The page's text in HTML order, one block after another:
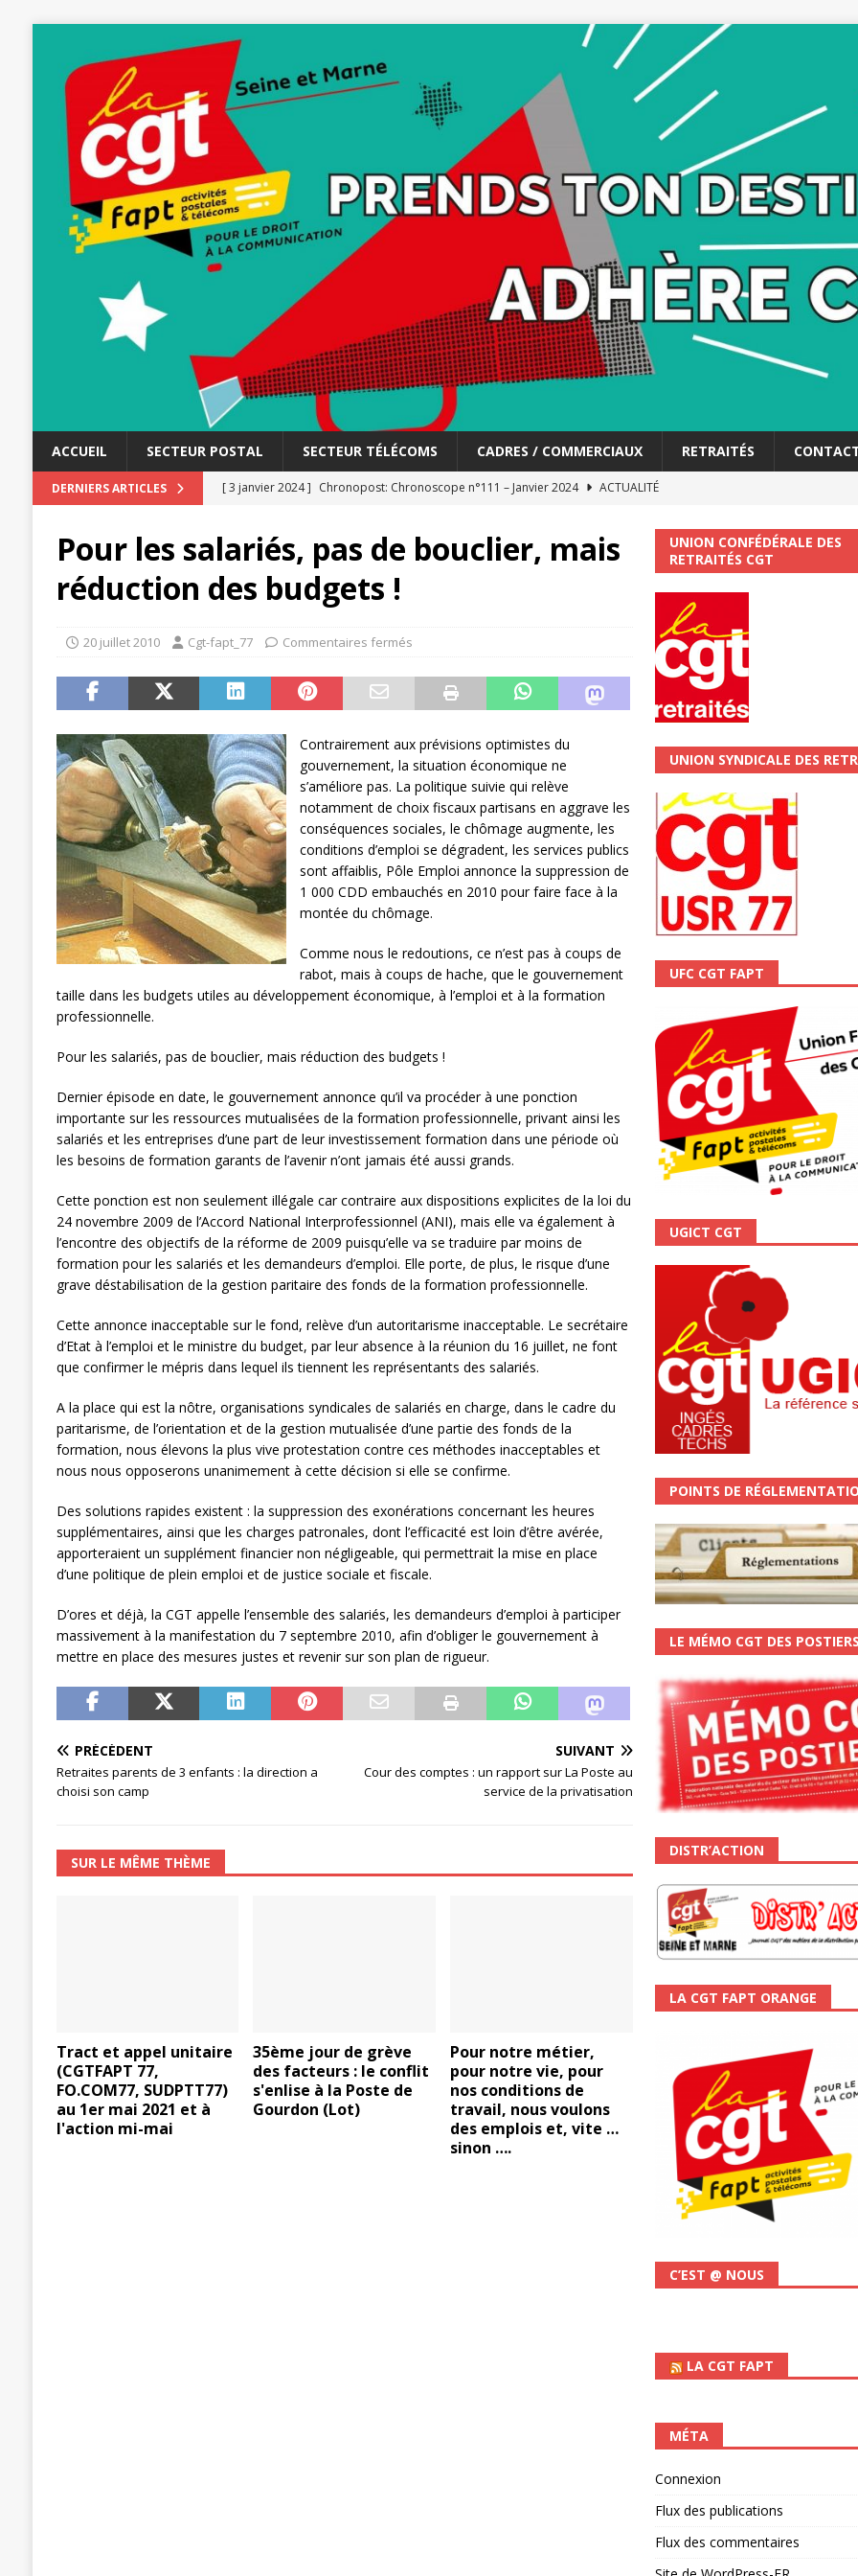
ACCUEIL SECTEUR POSTAL SECTEUR TÉLÉCOMS CADRES / COMMERCIAUX RETRAITÉS
DERNIERS ARTICLES [ 3 janvier 2024 ] Chronopost: Chronoscope n°111 – Janvier 2024
ACTUALITÉ
[ 20 novembre 2023 ]
ACTUALITÉ
[ 15 novembre 2023 ] Postières – Postiers Gardons la main sur nos congés !
[ 3 avril 2026 ] Mutuelle : encore des changements et…. des augmentations pour les salariéS !!!
POSTAL
[ 19 septembre 2025 ] La Poste -Projet de développement de la Direction Commerciale DDCE/Télévente :
SECTEUR POSTAL
[ 16 septembre 2025 ] La Poste – Activités Sociales et Culturelles : Un droit, pas un cadeau !
POSTAL
[ 11 septembre 2025 ] Chronopost – ChronoScope n°126
AUTRES TRACTS
[ 27 avril 2024 ] 1er MAI 2024 ACTUALITÉ
Pour les salariés, pas de bouclier, mais
réduction des budgets !
20 juillet 2010 Cgt-fapt_77 Commentaires fermés
Contrairement aux prévisions optimistes du
gouvernement, la situation économique ne
s’améliore pas. La politique suivie qui relève
notamment de choix fiscaux partisans en aggrave les
conséquences sociales, le chômage augmente, les
conditions d’emploi se dégradent, les services publics
sont affaiblis, Pôle Emploi annonce la suppression de
1 000 CDD embauchés en 2010 pour faire face à la
montée du chômage.
Comme nous le redoutions, ce n’est pas à coups de
rabot, mais à coups de hache, que le gouvernement
taille dans les budgets utiles au développement économique, à l’emploi et à la formation
professionnelle.
Pour les salariés, pas de bouclier, mais réduction des budgets !
Dernier épisode en date, le gouvernement annonce qu’il va procéder à une ponction
importante sur les ressources mutualisées de la formation professionnelle, privant ainsi les
salariés et les entreprises d’une part de leur investissement formation dans une période où
les besoins de formation garants de l’avenir n’ont jamais été aussi grands.
Cette ponction est non seulement illégale car contraire aux dispositions explicites de la loi du
24 novembre 2009 de l’Accord National Interprofessionnel (ANI), mais elle va également à
l’encontre des objectifs de la réforme de 2009 puisqu’elle va se traduire par moins de
formation pour les salariés et les demandeurs d’emploi. Elle porte, de plus, le risque d’une
grave déstabilisation de la gestion paritaire des fonds de la formation professionnelle.
Cette annonce inacceptable sur le fond, relève d’un autoritarisme inacceptable. Le secrétaire
d’Etat à l’emploi et le ministre du budget, par leur absence à la réunion du 16 juillet, ne font
que confirmer le mépris dans lequel ils tiennent les représentants des salariés.
A la place qui est la nôtre, organisations syndicales de salariés en charge, dans le cadre du
paritarisme, de l’orientation et de la gestion mutualisée d’une partie des fonds de la
formation, nous élevons la plus vive protestation contre ces méthodes inacceptables et
nous nous opposerons unanimement à cette décision si elle se confirme.
Des solutions rapides existent : la suppression des exonérations concernant les heures
supplémentaires, ainsi que les charges patronales, dont l’efficacité est loin d’être avérée,
apporteraient un supplément financier non négligeable, qui permettrait la mise en place
d’une politique de plein emploi et de justice sociale et fiscale.
D’ores et déjà, la CGT appelle l’ensemble des salariés, les demandeurs d’emploi à participer
massivement à la manifestation du 7 septembre 2010, afin d’obliger le gouvernement à
mettre en place des mesures justes et revenir sur son plan de rigueur.
PRÉCÉDENT
Retraites parents de 3 enfants : la direction a
choisi son camp
SUIVANT
Cour des comptes : un rapport sur La Poste au
service de la privatisation
SUR LE MÊME THÈME
Tract et appel unitaire
(CGTFAPT 77,
FO.COM77, SUDPTT77)
au 1er mai 2021 et à
l'action mi-mai
35ème jour de grève
des facteurs : le conflit
s'enlise à la Poste de
Gourdon (Lot)
Pour notre métier,
pour notre vie, pour
nos conditions de
travail, nous voulons
des emplois et, vite …
sinon ….
UNION CONFÉDÉRALE DES
RETRAITÉS CGT
UNION SYNDICALE DES
UFC CGT FAPT
UGICT CGT
POINTS DE
LE MÉMO CGT DES
DISTR’ACTION
LA CGT FAPT ORANGE
C’EST @ NOUS
LA CGT FAPT
MÉTA
Connexion
Flux des publications
Flux des commentaires